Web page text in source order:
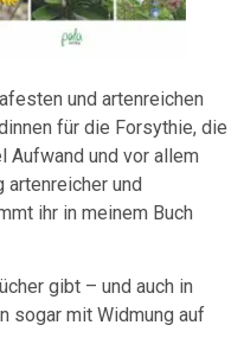
und artenreichen
für die Forsythie, die
Aufwand und vor allem
artenreicher und
ihr in meinem Buch
gibt – und auch in
sogar mit Widmung auf